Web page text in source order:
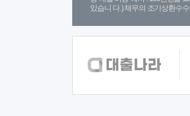
있습니 다.) 채무의 조기상환수